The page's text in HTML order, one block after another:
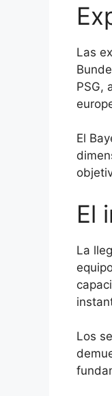
Las
PSG,
El
El
La
Los